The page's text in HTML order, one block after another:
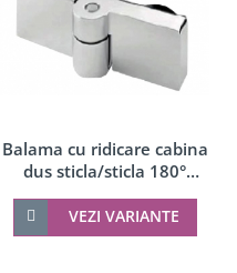
Balama cu ridicare cabina
dus sticla/sticla 180°
BH250
VEZI VARIANTE